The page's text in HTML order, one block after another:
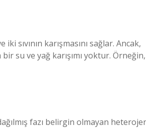
sıvının karışmasını sağlar. Ancak,
su ve yağ karışımı yoktur. Örneğin,
fazı belirgin olmayan